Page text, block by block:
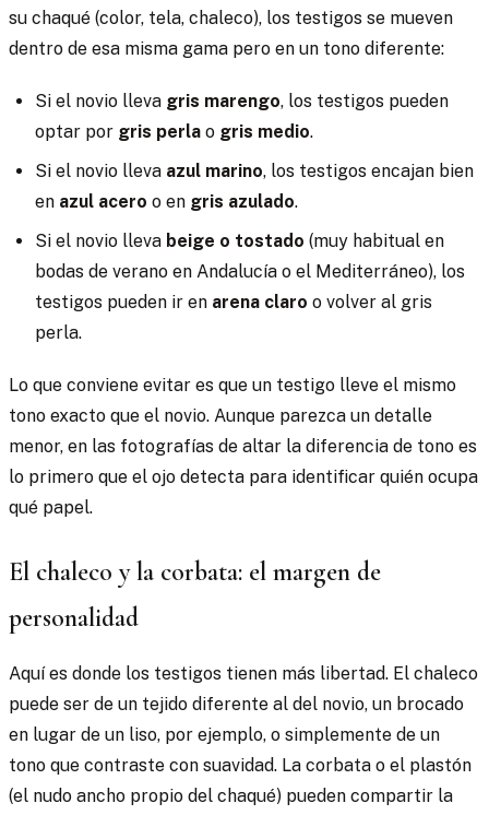
su chaqué (color, tela, chaleco), los testigos se mueven
dentro de esa misma gama pero en un tono diferente:
Si el novio lleva gris marengo, los testigos pueden
optar por gris perla o gris medio.
Si el novio lleva azul marino, los testigos encajan bien
en azul acero o en gris azulado.
Si el novio lleva beige o tostado (muy habitual en
bodas de verano en Andalucía o el Mediterráneo), los
testigos pueden ir en arena claro o volver al gris
perla.
Lo que conviene evitar es que un testigo lleve el mismo
tono exacto que el novio. Aunque parezca un detalle
menor, en las fotografías de altar la diferencia de tono es
lo primero que el ojo detecta para identificar quién ocupa
qué papel.
El chaleco y la corbata: el margen de
personalidad
Aquí es donde los testigos tienen más libertad. El chaleco
puede ser de un tejido diferente al del novio, un brocado
en lugar de un liso, por ejemplo, o simplemente de un
tono que contraste con suavidad. La corbata o el plastón
(el nudo ancho propio del chaqué) pueden compartir la